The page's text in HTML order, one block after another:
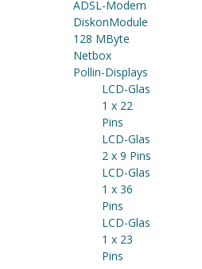
ADSL-Modem
DiskonModule
128 MByte
Netbox
Pollin-Displays
LCD-Glas
1 x 22
Pins
LCD-Glas
2 x 9 Pins
LCD-Glas
1 x 36
Pins
LCD-Glas
1 x 23
Pins